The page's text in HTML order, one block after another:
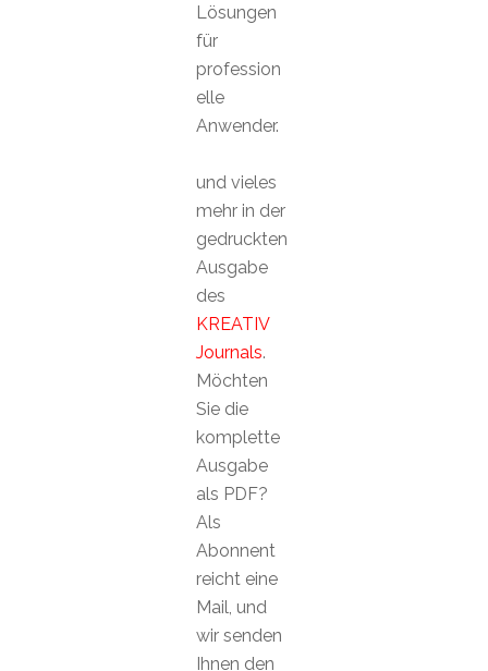
Lösungen
für
profession
elle
Anwender.
und vieles
mehr in der
gedruckten
Ausgabe
des
KREATIV
Journals.
Möchten
Sie die
komplette
Ausgabe
als PDF?
Als
Abonnent
reicht eine
Mail, und
wir senden
Ihnen den